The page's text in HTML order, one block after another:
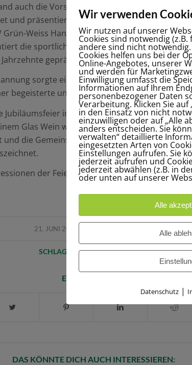
auch die Vorstellung der neuen
und präsentiert von Nicoletta Paradies,
Grün-Weiss Hannover von den Anfängen bis in
die sportlichen Erfolge, das Vereinsleben
geprägt haben.
sorgte eine Tombola mit attraktiven
begeisterte und den Festtag abrundete.
Jubiläumsfeier in einen stimmungsvollen
Glas Wein wurden Erinnerungen
die Gemeinschaft gefeiert, die den TV Grün-
der Feier finden sichals Fotogalerie auf
21. JUNI 2026
/
SCHLAGWORTE:100-JAHRFEIER
EINTRAG TEILEN
DAS KÖNNTE DICH AUCH INTERESSIEREN:
Wir verwenden
Wir nutzen auf unserer
Cookies sind notwendig
andere sind nicht
Cookies helfen uns bei der
Online-Angebotes, unserer
und werden für
Einwilligung umfasst die
Informationen auf Ihrem
personenbezogener Daten
Verarbeitung. Klicken Sie auf
in den Einsatz von nicht
einzuwilligen oder auf „Alle
anders entscheiden. Sie
verwalten“ detaillierte
eingesetzten Arten von
Einstellungen aufrufen. Sie
jederzeit aufrufen und
jederzeit abwählen (z.B. in
oder unten auf unserer
Alle
Alle
Datenschutz |